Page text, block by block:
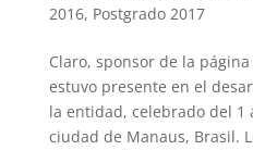
2016, Postgrado 2017
Claro, sponsor de la
estuvo presente en el
la entidad, celebrado del 1
ciudad de Manaus, Brasil.